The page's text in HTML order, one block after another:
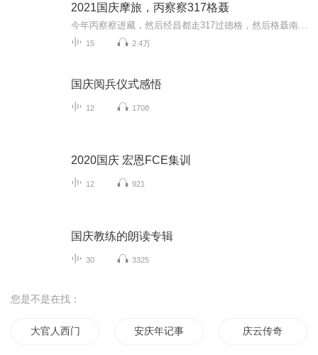
2021国庆摩旅，丙察察317格聂
15 2.4万
国庆阅兵仪式感悟
12 1708
2020国庆 宏恩FCE集训
12 921
国庆教练的朗读专辑
30 3325
您是不是在找：
大官人西门庆 安庆年记事 庆云传奇